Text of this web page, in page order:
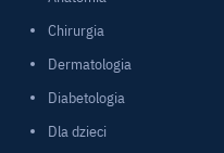
Chirurgia
Dermatologia
Diabetologia
Dla dzieci